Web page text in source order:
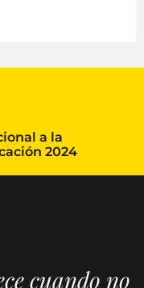
a la
2024
cuando no